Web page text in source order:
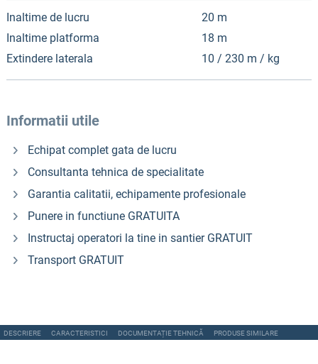
Inaltime de lucru
20 m
Inaltime platforma
18 m
Extindere laterala
10 / 230 m / kg
Informatii utile
Echipat complet gata de lucru
Consultanta tehnica de specialitate
Garantia calitatii, echipamente profesionale
Punere in functiune GRATUITA
Instructaj operatori la tine in santier GRATUIT
Transport GRATUIT
DESCRIERE CARACTERISTICI DOCUMENTAȚIE TEHNICĂ PRODUSE SIMILARE